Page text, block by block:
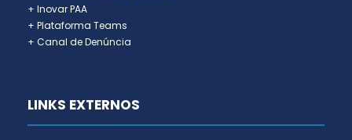
+ Inovar PAA
+ Plataforma Teams
+ Canal de Denúncia
LINKS EXTERNOS